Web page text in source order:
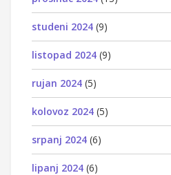
studeni 2024 (9)
listopad 2024 (9)
rujan 2024 (5)
kolovoz 2024 (5)
srpanj 2024 (6)
lipanj 2024 (6)